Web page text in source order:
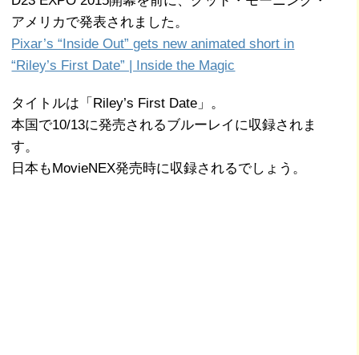
アメリカで発表されました。
Pixar’s “Inside Out” gets new animated short in
“Riley’s First Date” | Inside the Magic
タイトルは「Riley’s First Date」。
本国で10/13に発売されるブルーレイに収録されま
す。
日本もMovieNEX発売時に収録されるでしょう。